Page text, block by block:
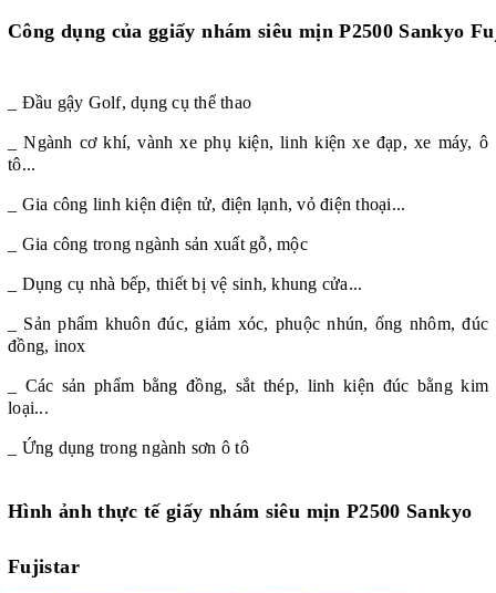
Công dụng củaggiấy nhám siêu mịn P2500 Sankyo
_ Đầu gậy Golf, dụng cụ thể thao
_ Ngành cơ khí, vành xe phụ kiện, linh kiện xe đạp, xe máy, ô
tô...
_ Gia công linh kiện điện tử, điện lạnh, vỏ điện thoại...
_ Gia công trong ngành sản xuất gỗ, mộc
_ Dụng cụ nhà bếp, thiết bị vệ sinh, khung cửa...
_ Sản phẩm khuôn đúc, giảm xóc, phuộc nhún, ống nhôm, đúc
đồng, inox
_ Các sản phẩm bằng đồng, sắt thép, linh kiện đúc bằng kim
loại...
_ Ứng dụng trong ngành sơn ô tô
Hình ảnh thực tế giấy nhám siêu mịn P2500 Sankyo
Fujistar